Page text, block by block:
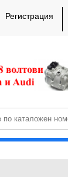
Регистрация